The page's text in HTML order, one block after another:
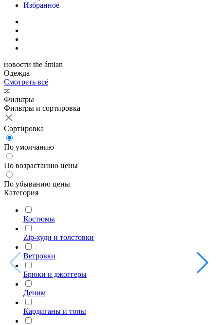
Избранное
новости the ámian
Одежда
Смотреть всё
Фильтры
Фильтры и сортировка
Сортировка
По умолчанию
По возрастанию цены
По убыванию цены
Категория
Костюмы
Zip-худи и толстовки
Ветровки
Брюки и джоггеры
Деним
Кардиганы и топы